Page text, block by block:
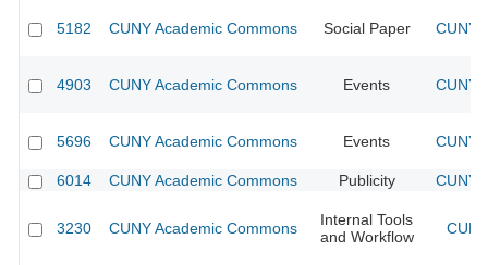
5182 CUNY Academic Commons Social Paper CUNY
4903 CUNY Academic Commons Events CUNY
5696 CUNY Academic Commons Events CUNY
6014 CUNY Academic Commons Publicity CUNY
3230 CUNY Academic Commons
Internal Tools
and Workflow